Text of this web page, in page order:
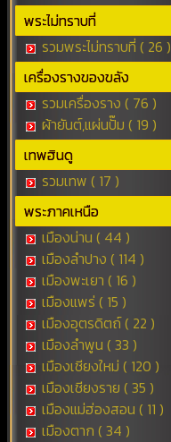
พระไม่ทราบที่
รวมพระไม่ทราบที่ ( 26 )
เครื่องรางของขลัง
รวมเครื่องราง ( 76 )
ผ้ายันต์,แผ่นปั๊ม ( 19 )
เทพฮินดู
รวมเทพ ( 17 )
พระภาคเหนือ
เมืองน่าน ( 44 )
เมืองลำปาง ( 114 )
เมืองพะเยา ( 16 )
เมืองแพร่ ( 15 )
เมืองอุตรดิตถ์ ( 22 )
เมืองลำพูน ( 33 )
เมืองเชียงใหม่ ( 120 )
เมืองเชียงราย ( 35 )
เมืองแม่ฮ่องสอน ( 11 )
เมืองตาก ( 34 )